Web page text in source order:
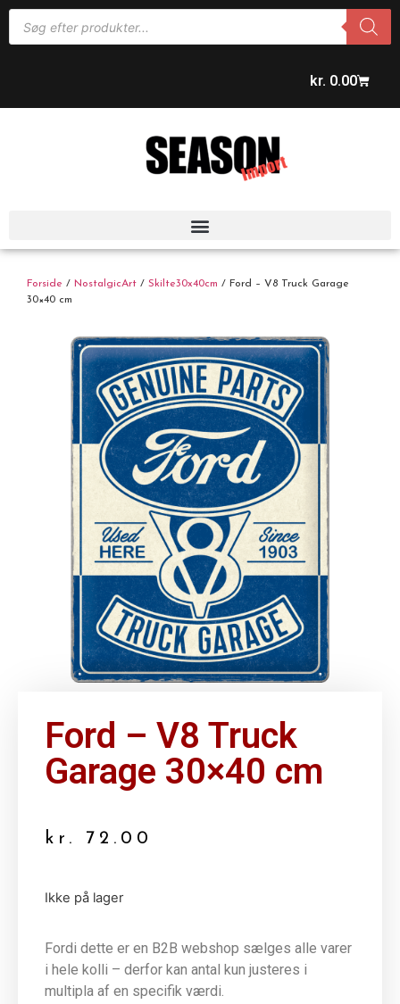
kr. 0.00
Forside / NostalgicArt / Skilte30x40cm / Ford – V8 Truck Garage
30×40 cm
Ford – V8 Truck
Garage 30×40 cm
kr. 72.00
Ikke på lager
Fordi dette er en B2B webshop sælges alle varer
i hele kolli – derfor kan antal kun justeres i
multipla af en specifik værdi.